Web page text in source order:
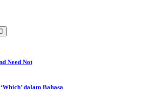
Need Not
dalam Bahasa